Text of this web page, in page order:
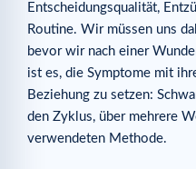
Entscheidungsqualität,
Routine. Wir müssen uns
bevor wir nach einer
ist es, die Symptome mit
Beziehung zu setzen:
den Zyklus, über mehrere
verwendeten Methode.